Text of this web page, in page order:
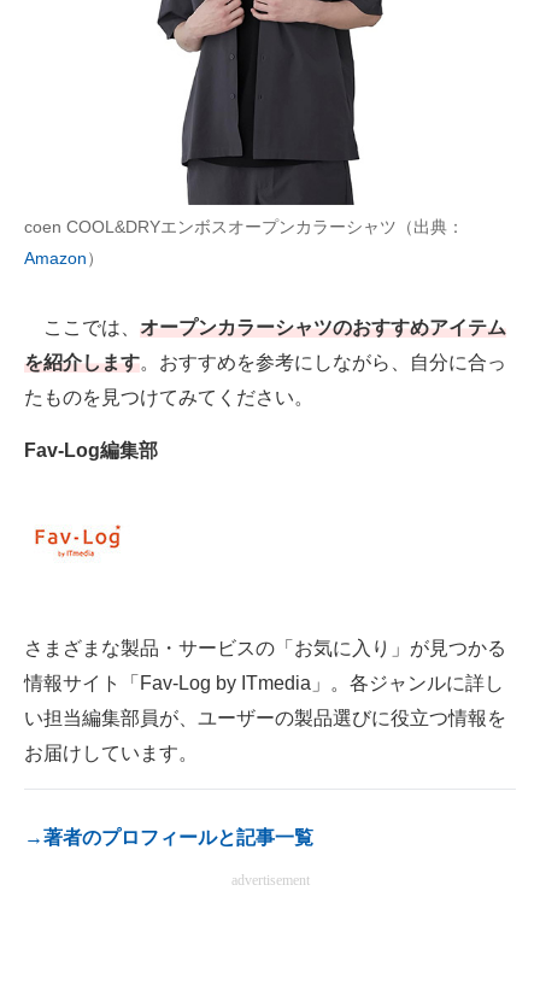
進化するPCとデバイスの未来
好きが集まる 比べて選べる
ビジネスと働き方のヒント
AI活用のいまが分かる
企業ITのトレンドを詳説
経営リーダーのコミュニティ
マーケ×ITの今がよく分かる
ITエンジニア向け専門サイト
製造業のIT導入・活用を支援
電子設計の基本と応用
建設×テクノロジーの最前線
ちょっと気になるネットの話題
coen COOL&DRYエンボスオープンカラーシャツ（出典：
Amazon）
ここでは、 オープンカラーシャツのおすすめアイテム
を紹介します。おすすめを参考にしながら、自分に合っ
たものを見つけてみてください。
Fav-Log編集部
さまざまな製品・サービスの「お気に入り」が見つかる
情報サイト「Fav-Log by ITmedia」。各ジャンルに詳し
い担当編集部員が、ユーザーの製品選びに役立つ情報を
お届けしています。
→著者のプロフィールと記事一覧
advertisement